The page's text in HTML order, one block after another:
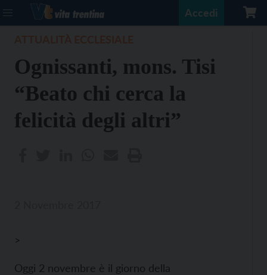
Accedi
Ognissanti, mons. Tisi
“Beato chi cerca la
felicità degli altri”
>
Oggi 2 novembre è il giorno della